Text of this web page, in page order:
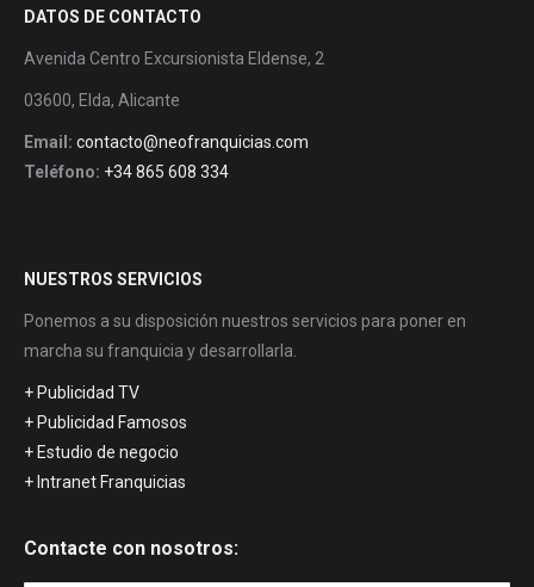
DATOS DE CONTACTO
Avenida Centro Excursionista Eldense, 2
03600, Elda, Alicante
Email: contacto@neofranquicias.com
Teléfono: +34 865 608 334
NUESTROS SERVICIOS
Ponemos a su disposición nuestros servicios para poner en
marcha su franquicia y desarrollarla.
+ Publicidad TV
+ Publicidad Famosos
+ Estudio de negocio
+ Intranet Franquicias
Contacte con nosotros: